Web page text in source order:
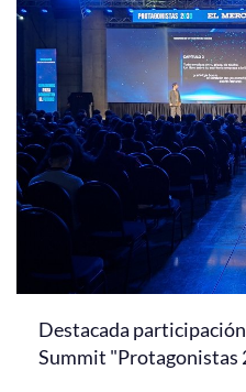
Destacada
Summit "Protagonistas